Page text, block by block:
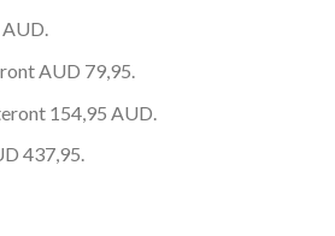
AUD 79,95.
154,95 AUD.
437,95.